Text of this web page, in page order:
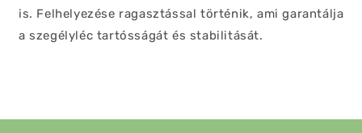
is. Felhelyezése ragasztással történik, ami garantálja
a szegélyléc tartósságát és stabilitását.